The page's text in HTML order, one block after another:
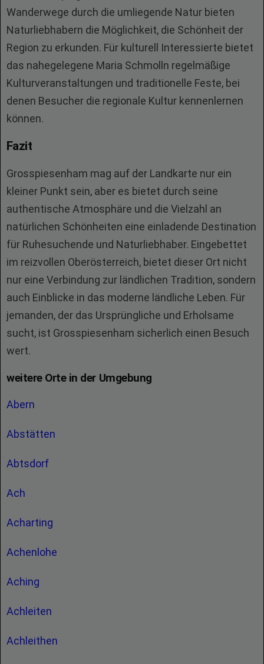
Wanderwege durch die umliegende Natur bieten
Naturliebhabern die Möglichkeit, die Schönheit der
Region zu erkunden. Für kulturell Interessierte bietet
das nahegelegene Maria Schmolln regelmäßige
Kulturveranstaltungen und traditionelle Feste, bei
denen Besucher die regionale Kultur kennenlernen
können.
Fazit
Grosspiesenham mag auf der Landkarte nur ein
kleiner Punkt sein, aber es bietet durch seine
authentische Atmosphäre und die Vielzahl an
natürlichen Schönheiten eine einladende Destination
für Ruhesuchende und Naturliebhaber. Eingebettet
im reizvollen Oberösterreich, bietet dieser Ort nicht
nur eine Verbindung zur ländlichen Tradition, sondern
auch Einblicke in das moderne ländliche Leben. Für
jemanden, der das Ursprüngliche und Erholsame
sucht, ist Grosspiesenham sicherlich einen Besuch
wert.
weitere Orte in der Umgebung
Abern
Abstätten
Abtsdorf
Ach
Acharting
Achenlohe
Aching
Achleiten
Achleithen